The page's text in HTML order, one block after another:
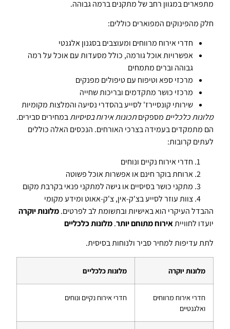
מתפארים במגוון רחב של מתקנים ברמה גבוהה.
חלק מהפינוקים המפוארים כוללים:
חדרי אירוח מרווחים ומעוצבים בסגנון אלגנטי
אפשרויות אוכל גורמה, כולל מסעדות עם אוכל על רמה
גבוהה וברים מתמחים
מרכזי ספא וטיפוח עם טיפולים מפנקים
מרכזי כושר מתקדמים ובריכות שחייה
שירותי קונסיירז' לסייע בהסדרי נסיעה והמלצות מקומיות
מלונות כלכליים מספקיםתכונות אירוח בסיסיותבמחירים סבירים.
הם מתמקדים בעמידה בצרכי האורחים. הנכסים האלה כוללים
לעתים קרובות:
חדרי אירוח נקיים ונוחים
ארוחת בוקר חינם או אפשרות אוכל פשוטה
מתקני כושר בסיסיים או גישה למתקני פנאי בקרבת מקום
צוות עוזר לסייע בצ'ק-אין, צ'ק-אאוט ומידע מקומי
ההבדל העיקרי הוא באישיות ובתשומת לב לפרטים.מלונות יוקרה
יועדו לחווייתאירוח מתוחם יותר.מלונות כלכליים
לתת עדיפות למחיר סביר ולנוחות בסיסית.
מלונות יוקרה מלונות כלכליים
חדרי אירוח מרווחים
ואלגנטיים
חדרי אירוח נקיים ונוחים